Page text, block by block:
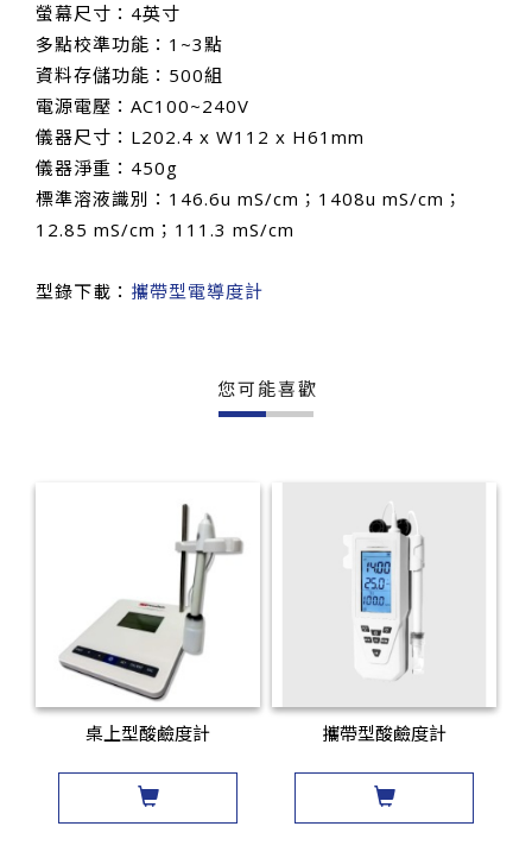
螢幕尺寸：4英寸
多點校準功能：1~3點
資料存儲功能：500組
電源電壓：AC100~240V
儀器尺寸：L202.4 x W112 x H61mm
儀器淨重：450g
標準溶液識別：146.6u mS/cm；1408u mS/cm；
12.85 mS/cm；111.3 mS/cm
型錄下載： 攜帶型電導度計
您可能喜歡
桌上型酸鹼度計 攜帶型酸鹼度計